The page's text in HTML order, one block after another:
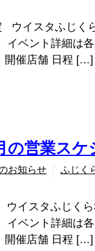
ウイスタふじく
イベント詳細は
催店舗 日程 […]
の営業ス
お知らせ ふじく
イスタふじく
イベント詳細は
催店舗 日程 […]